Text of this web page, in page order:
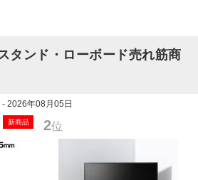
タンド・ローボード売れ筋商
2026年08月05日
新商品 2位